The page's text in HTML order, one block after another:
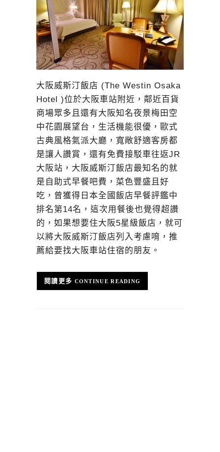
大阪威斯汀飯店 (The Westin Osaka
Hotel )位於大阪車站附近，鄰近百貨
商場眾多且還有大阪知名夜景梅田空
中花園展望台，生活機能很優，歐式
古典風格氣派大廳，寬敞舒適客房都
是讓人讚賞，還有免費接駁車往返JR
大阪站，大阪威斯汀飯店最知名的就
是自助式早餐吧費，菜色豐盛且好
吃，曾獲得日本全國飯店早餐評鑑中
排名第14名，這次用餐後也覺得超讚
的，如果想要住大阪5星級飯店，就可
以將大阪威斯汀飯店列入考慮唷，推
薦給要找大阪車站住宿的朋友。
CONTINUE READING